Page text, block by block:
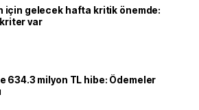
için gelecek hafta kritik önemde:
kriter var
634.3 milyon TL hibe: Ödemeler